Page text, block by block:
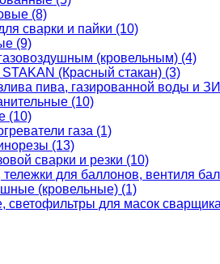
(8)
сварки и пайки (10)
(9)
(кровельным) (4)
(Красный стакан) (3)
пива, газированной воды и
(10)
(10)
газа (1)
(13)
сварки и резки (10)
для баллонов, вентиля
(кровельные) (1)
светофильтры для масок